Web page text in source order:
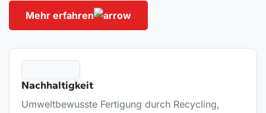
Mehr erfahren
Nachhaltigkeit
Umweltbewusste Fertigung durch Recycling,